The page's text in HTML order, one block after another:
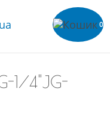
0
1/4"JG-